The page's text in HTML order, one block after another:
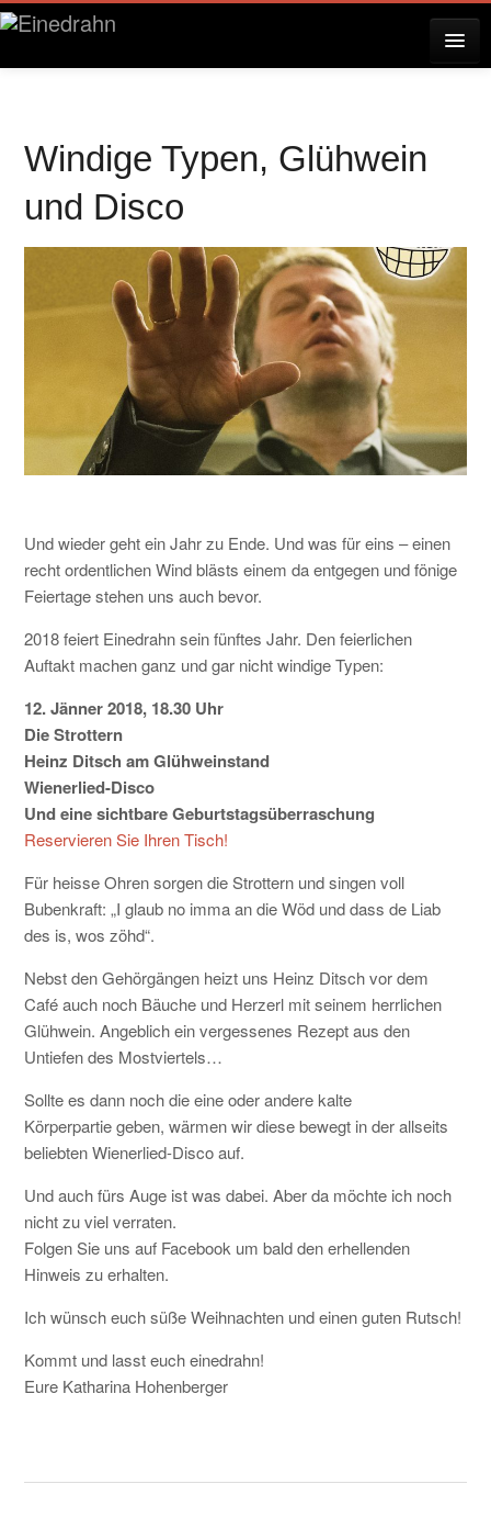
RESERVIERUNG
ÜBER EINEDRAHN
PRESSE
Windige Typen, Glühwein
und Disco
Und wieder geht ein Jahr zu Ende. Und was für eins – einen
recht ordentlichen Wind blästs einem da entgegen und fönige
Feiertage stehen uns auch bevor.
2018 feiert Einedrahn sein fünftes Jahr. Den feierlichen
Auftakt machen ganz und gar nicht windige Typen:
12. Jänner 2018, 18.30 Uhr
Die Strottern
Heinz Ditsch am Glühweinstand
Wienerlied-Disco
Und eine sichtbare Geburtstagsüberraschung
Reservieren Sie Ihren Tisch!
Für heisse Ohren sorgen die Strottern und singen voll
Bubenkraft:„I glaub no imma an die Wöd und dass de Liab
des is, wos zöhd“.
Nebst den Gehörgängen heizt uns Heinz Ditsch vor dem
Café auch noch Bäuche und Herzerl mit seinem herrlichen
Glühwein. Angeblich ein vergessenes Rezept aus den
Untiefen des Mostviertels…
Sollte es dann noch die eine oder andere kalte
Körperpartie geben, wärmen wir diese bewegt in der allseits
beliebten Wienerlied-Disco auf.
Und auch fürs Auge ist was dabei. Aber da möchte ich noch
nicht zu viel verraten.
Folgen Sie uns auf Facebook um bald den erhellenden
Hinweis zu erhalten.
Ich wünsch euch süße Weihnachten und einen guten Rutsch!
Kommt und lasst euch einedrahn!
Eure Katharina Hohenberger